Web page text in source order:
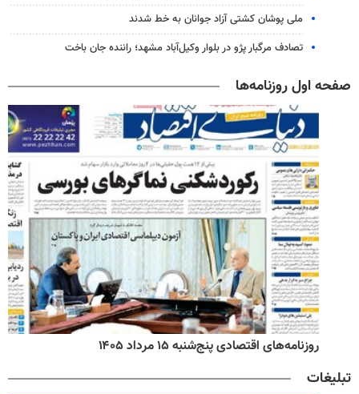
ملی پوشان کشتی آزاد جوانان به خط شدند
تصادف مرگبار پژو در بلوار وکیل‌آباد مشهد؛ راننده جان باخت
صفحه اول روزنامه‌ها
روزنامه‌های اقتصادی پنج‌شنبه ۱۵ مرداد ۱۴۰۵
تبلیغات